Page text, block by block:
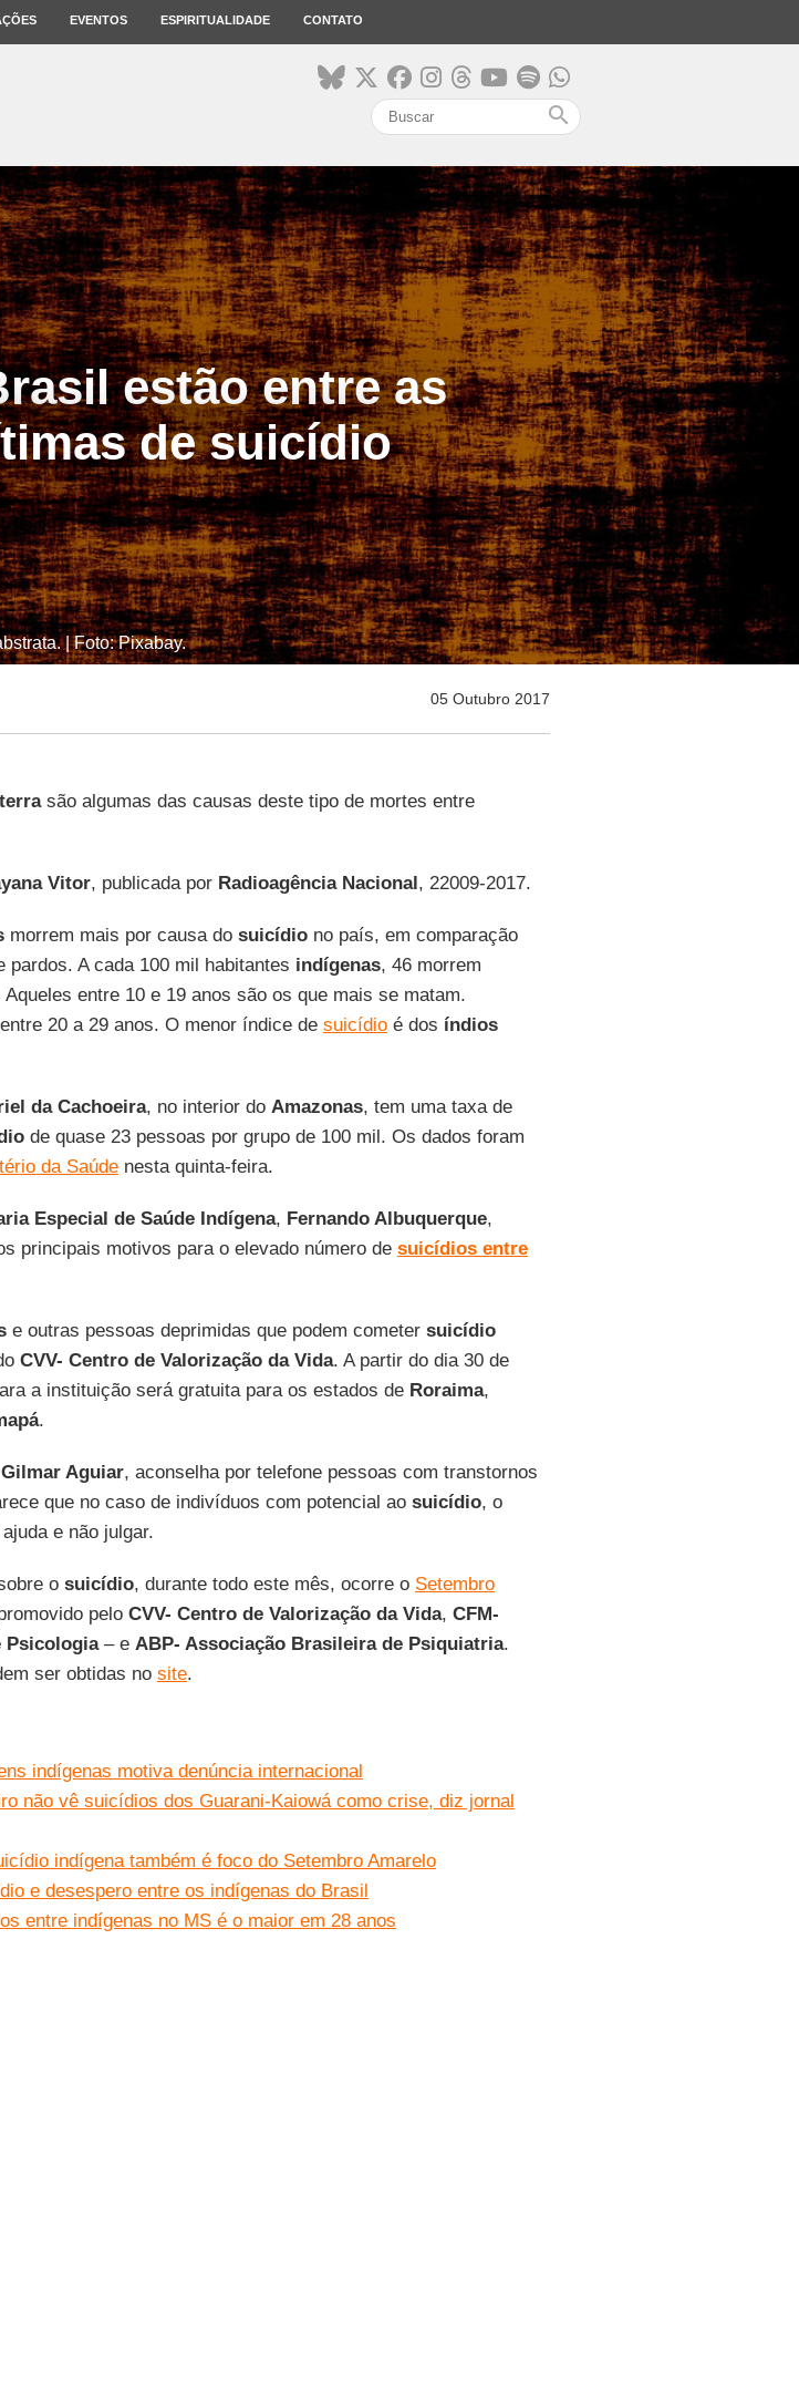
EVENTOS ESPIRITUALIDADE CONTATO
search
estão entre as
de suicídio
| Foto: Pixabay.
05 Outubro 2017
são algumas das causas deste tipo de mortes entre
Vitor, publicada por Radioagência Nacional, 22009-2017.
morrem mais por causa do suicídiono país, em comparação
pardos. A cada 100 mil habitantes indígenas, 46 morrem
entre 10 e 19 anos são os que mais se matam.
20 a 29 anos. O menor índice de suicídioé dos índios
da Cachoeira, no interior do Amazonas, tem uma taxa de
de quase 23 pessoas por grupo de 100 mil. Os dados foram
da Saúdenesta quinta-feira.
Especial de Saúde Indígena, Fernando Albuquerque,
principais motivos para o elevado número de suicídios entre
e outras pessoas deprimidas que podem cometer suicídio
CVV- Centro de Valorização da Vida. A partir do dia 30 de
a instituição será gratuita para os estados de Roraima,
.
Gilmar Aguiar, aconselha por telefone pessoas com transtornos
que no caso de indivíduos com potencial ao suicídio, o
e não julgar.
o suicídio, durante todo este mês, ocorre o Setembro
pelo CVV- Centro de Valorização da Vida, CFM-
Psicologia– e ABP- Associação Brasileira de Psiquiatria.
ser obtidas no site.
indígenas motiva denúncia internacional
não vê suicídios dos Guarani-Kaiowá como crise, diz jornal
indígena também é foco do Setembro Amarelo
e desespero entre os indígenas do Brasil
entre indígenas no MS é o maior em 28 anos